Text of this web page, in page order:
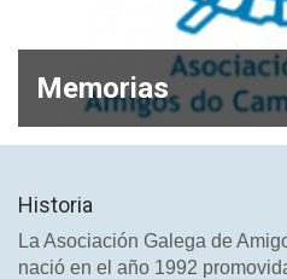
Memorias
Historia
La Asociación Galega de
nació en el año 1992